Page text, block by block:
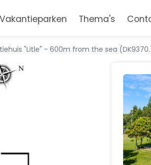
Vakantieparken Thema's
"Litle" - 600m from the sea